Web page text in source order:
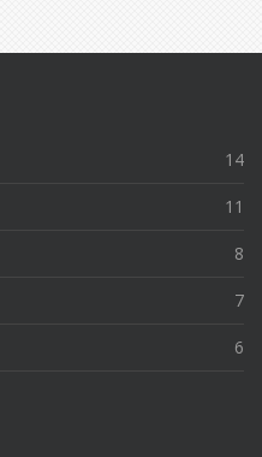
14
11
8
7
6